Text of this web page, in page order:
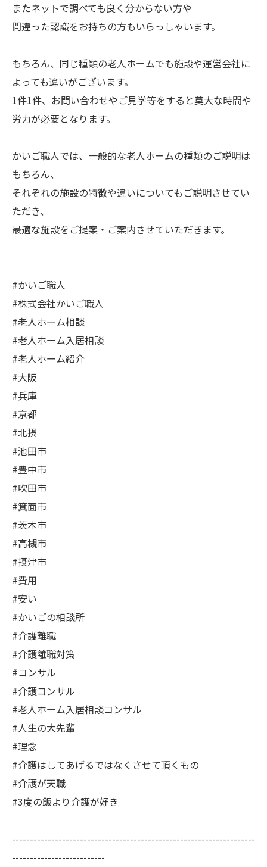
またネットで調べても良く分からない方や
間違った認識をお持ちの方もいらっしゃいます。
もちろん、同じ種類の老人ホームでも施設や運営会社に
よっても違いがございます。
1件1件、お問い合わせやご見学等をすると莫大な時間や
労力が必要となります。
かいご職人では、一般的な老人ホームの種類のご説明は
もちろん、
それぞれの施設の特徴や違いについてもご説明させてい
ただき、
最適な施設をご提案・ご案内させていただきます。
#かいご職人
#株式会社かいご職人
#老人ホーム相談
#老人ホーム入居相談
#老人ホーム紹介
#大阪
#兵庫
#京都
#北摂
#池田市
#豊中市
#吹田市
#箕面市
#茨木市
#高槻市
#摂津市
#費用
#安い
#かいごの相談所
#介護離職
#介護離職対策
#コンサル
#介護コンサル
#老人ホーム入居相談コンサル
#人生の大先輩
#理念
#介護はしてあげるではなくさせて頂くもの
#介護が天職
#3度の飯より介護が好き
--------------------------------------------------------------------
--------------------------